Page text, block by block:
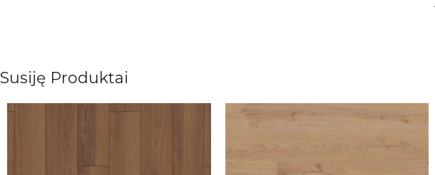
Susiję Produktai